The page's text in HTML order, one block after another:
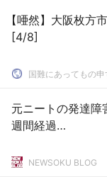
【唖然】大阪枚方
[4/8]
国難にあってもの申
元ニートの発達障
週間経過…
NEWSOKU BLOG